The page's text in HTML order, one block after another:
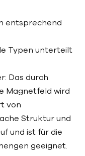
entsprechend
Typen unterteilt
Das durch
Magnetfeld wird
von
Struktur und
und ist für die
geeignet.